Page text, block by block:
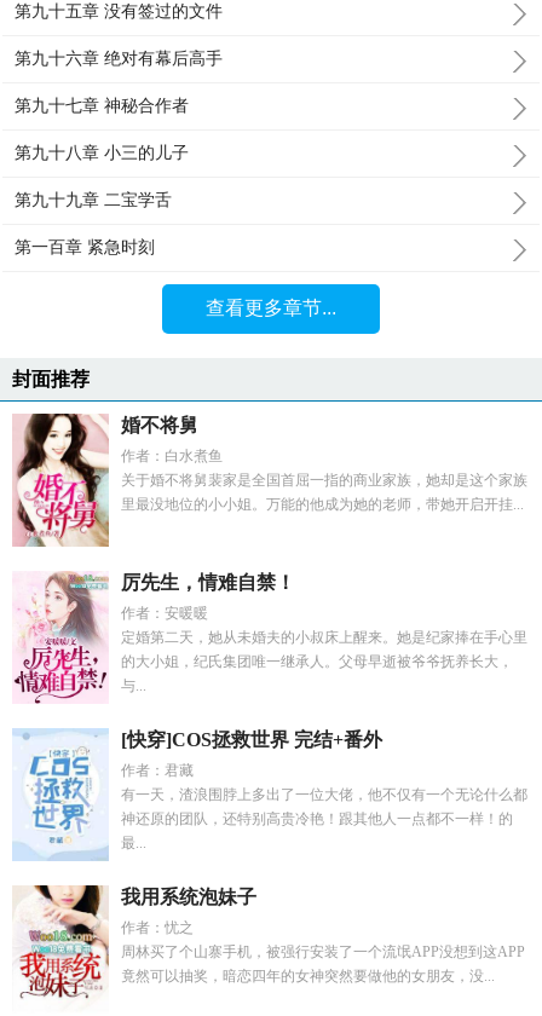
第九十五章 没有签过的文件
第九十六章 绝对有幕后高手
第九十七章 神秘合作者
第九十八章 小三的儿子
第九十九章 二宝学舌
第一百章 紧急时刻
查看更多章节...
封面推荐
婚不将舅
作者：白水煮鱼
关于婚不将舅裴家是全国首屈一指的商业家族，她却是这个家族
里最没地位的小小姐。万能的他成为她的老师，带她开启开挂...
厉先生，情难自禁！
作者：安暖暖
定婚第二天，她从未婚夫的小叔床上醒来。她是纪家捧在手心里
的大小姐，纪氏集团唯一继承人。父母早逝被爷爷抚养长大，
与...
[快穿]COS拯救世界 完结+番外
作者：君藏
有一天，渣浪围脖上多出了一位大佬，他不仅有一个无论什么都
神还原的团队，还特别高贵冷艳！跟其他人一点都不一样！的
最...
我用系统泡妹子
作者：忧之
周林买了个山寨手机，被强行安装了一个流氓APP没想到这APP
竟然可以抽奖，暗恋四年的女神突然要做他的女朋友，没...